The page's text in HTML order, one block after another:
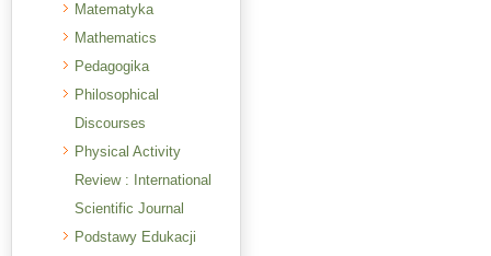
Matematyka
Mathematics
Pedagogika
Philosophical
Discourses
Physical Activity
Review : International
Scientific Journal
Podstawy Edukacji